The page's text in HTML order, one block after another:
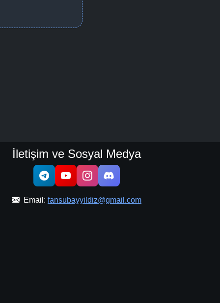
İletişim ve Sosyal Medya
Email: fansubayyildiz@gmail.com